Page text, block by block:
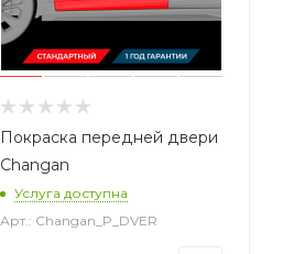
Покраска передней двери
Changan
Услуга доступна
Арт.: Changan_P_DVER